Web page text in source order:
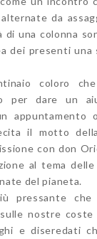
da
di una colonna
dei presenti una
coloro
per dare un
appuntamento
il motto della
con don
al tema
del pianeta.
pressante che
nostre
e diseredati